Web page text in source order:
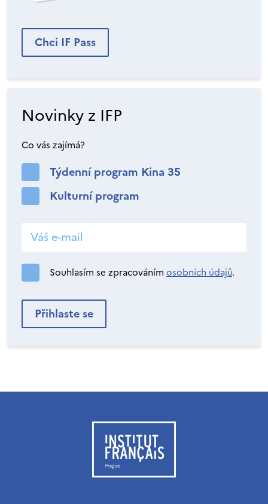
Chci IF Pass
Novinky z IFP
Co vás zajímá?
Týdenní program Kina 35
Kulturní program
Souhlasím se zpracováním osobních údajů.